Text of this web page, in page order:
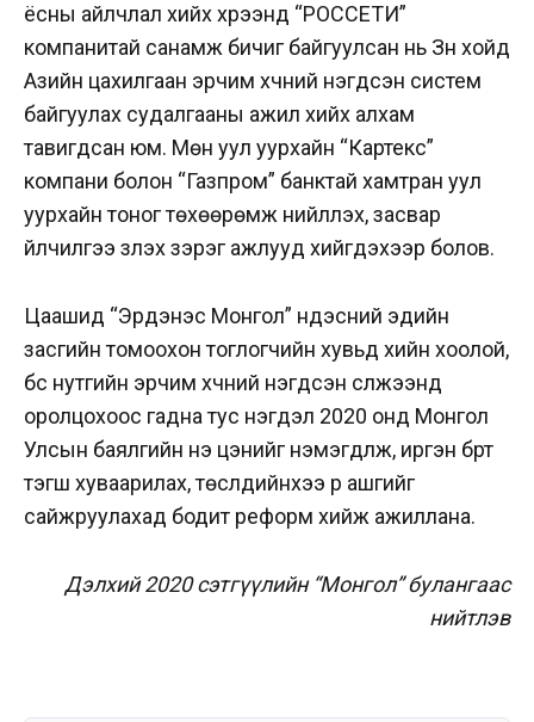
ёсны айлчлал хийх хүрээнд “РОССЕТИ”
компанитай санамж бичиг байгуулсан нь Зүүн хойд
Азийн цахилгаан эрчим хүчний нэгдсэн систем
байгуулах судалгааны ажил хийх алхам
тавигдсан юм. Мөн уул уурхайн “Картекс”
компани болон “Газпром” банктай хамтран уул
уурхайн тоног төхөөрөмж нийлүүлэх, засвар
үйлчилгээ үзүүлэх зэрэг ажлууд хийгдэхээр болов.
Цаашид “Эрдэнэс Монгол” үндэсний эдийн
засгийн томоохон тоглогчийн хувьд хийн хоолой,
бүс нутгийн эрчим хүчний нэгдсэн сүлжээнд
оролцохоос гадна тус нэгдэл 2020 онд Монгол
Улсын баялгийн үнэ цэнийг нэмэгдүүлж, иргэн бүрт
тэгш хуваарилах, төслүүдийнхээ үр ашгийг
сайжруулахад бодит реформ хийж ажиллана.
Дэлхий 2020 сэтгүүлийн “Монгол” булангаас
нийтлэв